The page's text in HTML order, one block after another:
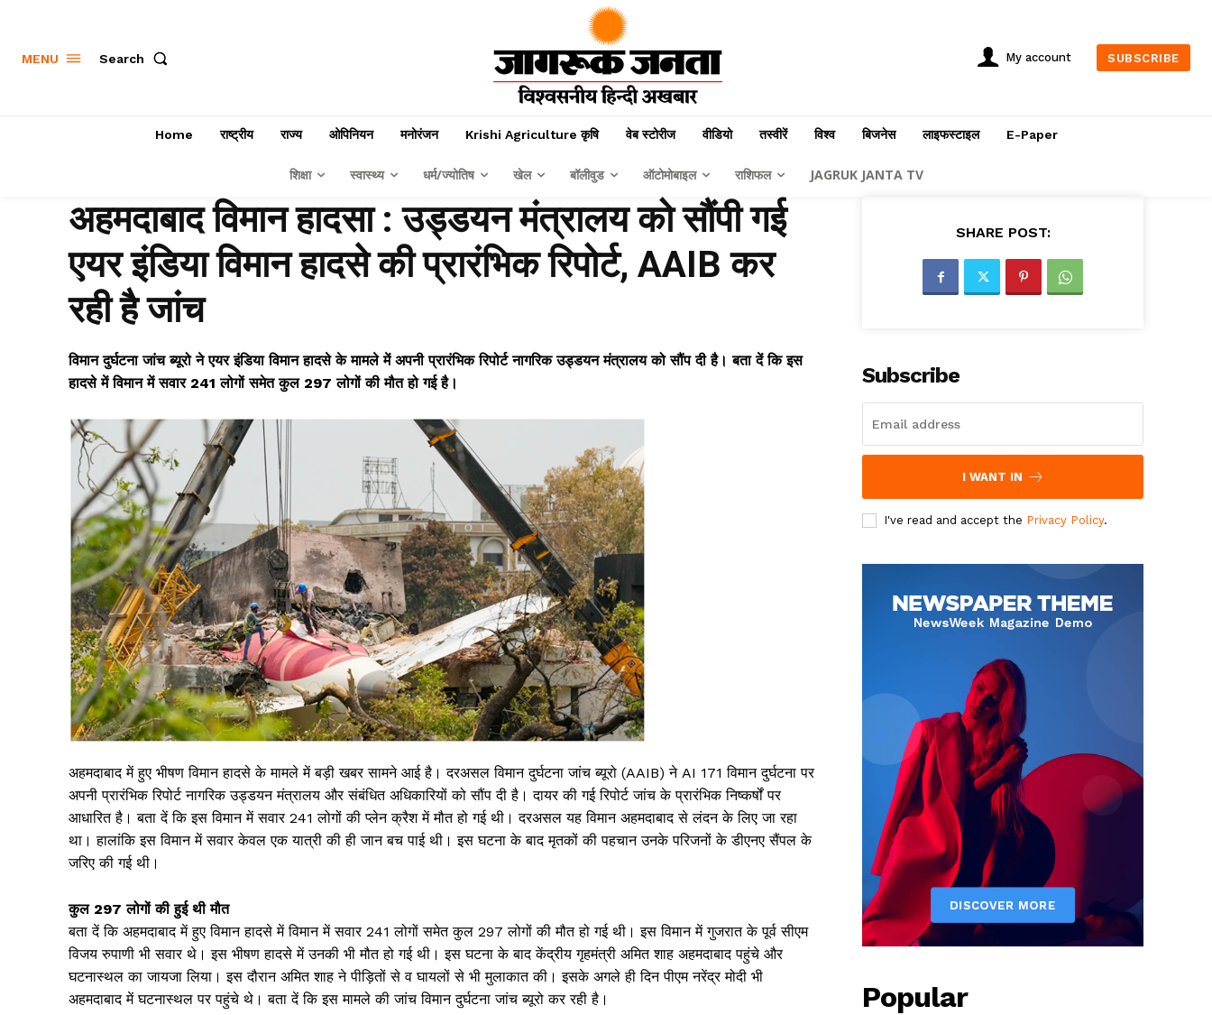
MENU Search My account SUBSCRIBE
Home राष्ट्रीय राज्य ओपिनियन मनोरंजन Krishi Agriculture कृषि वेब स्टोरीज वीडियो तस्वीरें विश्व बिजनेस लाइफस्टाइल E-Paper
शिक्षा स्वास्थ्य धर्म/ज्योतिष खेल बॉलीवुड ऑटोमोबाइल राशिफल JAGRUK JANTA TV
अहमदाबाद विमान हादसा : उड्डयन मंत्रालय को सौंपी गई
एयर इंडिया विमान हादसे की प्रारंभिक रिपोर्ट, AAIB कर
रही है जांच
विमान दुर्घटना जांच ब्यूरो ने एयर इंडिया विमान हादसे के मामले में अपनी प्रारंभिक रिपोर्ट नागरिक उड्डयन मंत्रालय को सौंप दी है। बता दें कि इस
हादसे में विमान में सवार 241 लोगों समेत कुल 297 लोगों की मौत हो गई है।
अहमदाबाद में हुए भीषण विमान हादसे के मामले में बड़ी खबर सामने आई है। दरअसल विमान दुर्घटना जांच ब्यूरो (AAIB) ने AI 171 विमान दुर्घटना पर
अपनी प्रारंभिक रिपोर्ट नागरिक उड्डयन मंत्रालय और संबंधित अधिकारियों को सौंप दी है। दायर की गई रिपोर्ट जांच के प्रारंभिक निष्कर्षों पर
आधारित है। बता दें कि इस विमान में सवार 241 लोगों की प्लेन क्रैश में मौत हो गई थी। दरअसल यह विमान अहमदाबाद से लंदन के लिए जा रहा
था। हालांकि इस विमान में सवार केवल एक यात्री की ही जान बच पाई थी। इस घटना के बाद मृतकों की पहचान उनके परिजनों के डीएनए सैंपल के
जरिए की गई थी।
कुल 297 लोगों की हुई थी मौत
बता दें कि अहमदाबाद में हुए विमान हादसे में विमान में सवार 241 लोगों समेत कुल 297 लोगों की मौत हो गई थी। इस विमान में गुजरात के पूर्व सीएम
विजय रुपाणी भी सवार थे। इस भीषण हादसे में उनकी भी मौत हो गई थी। इस घटना के बाद केंद्रीय गृहमंत्री अमित शाह अहमदाबाद पहुंचे और
घटनास्थल का जायजा लिया। इस दौरान अमित शाह ने पीड़ितों से व घायलों से भी मुलाकात की। इसके अगले ही दिन पीएम नरेंद्र मोदी भी
अहमदाबाद में घटनास्थल पर पहुंचे थे। बता दें कि इस मामले की जांच विमान दुर्घटना जांच ब्यूरो कर रही है।
SHARE POST:
Subscribe
I WANT IN
I've read and accept the Privacy Policy.
Popular